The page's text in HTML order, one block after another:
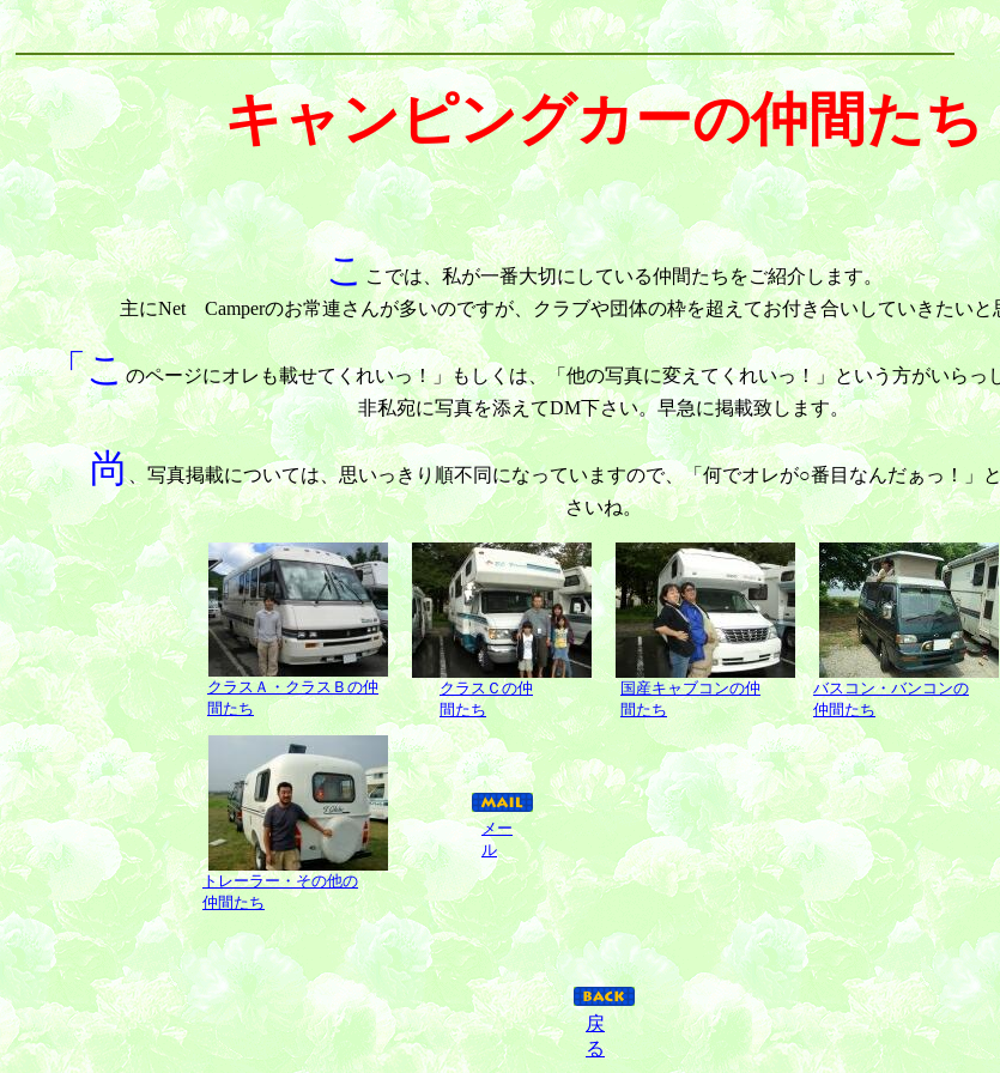
キャンピングカーの仲間たち
ここでは、私が一番大切にしている仲間たちをご紹介します。
主にNet Camperのお常連さんが多いのですが、クラブや団体の枠を超えてお付き合いしていきたいと
「このページにオレも載せてくれいっ！」もしくは、「他の写真に変えてくれいっ！」という方がいらっ
非私宛に写真を添えてDM下さい。早急に掲載致します。
尚、写真掲載については、思いっきり順不同になっていますので、「何でオレが○番目なんだぁっ！」
さいね。
クラスＡ・クラスＢの仲
間たち
クラスＣの仲
間たち
国産キャブコンの仲
間たち
バスコン・バンコンの
仲間たち
トレーラー・その他の
仲間たち
メー
ル
戻
る